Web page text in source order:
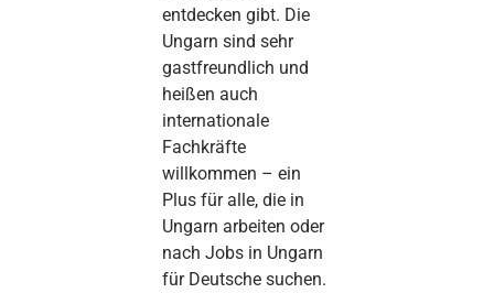
entdecken gibt. Die
Ungarn sind sehr
gastfreundlich und
heißen auch
internationale
Fachkräfte
willkommen – ein
Plus für alle, die in
Ungarn arbeiten oder
nach Jobs in Ungarn
für Deutsche suchen.